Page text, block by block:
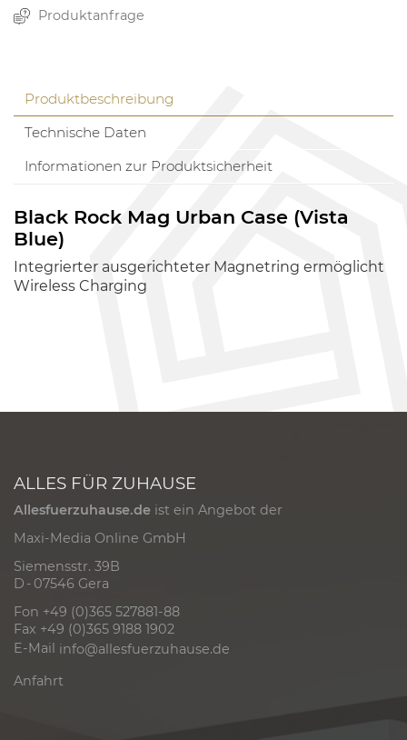
Produktanfrage
Produktbeschreibung
Technische Daten
Informationen zur Produktsicherheit
Black Rock Mag Urban Case (Vista
Blue)
Integrierter ausgerichteter Magnetring ermöglicht
Wireless Charging
ALLES FÜR ZUHAUSE
Allesfuerzuhause.de ist ein Angebot der
Maxi-Media Online GmbH
Siemensstr. 39B
D - 07546 Gera
Fon +49 (0)365 527881-88
Fax +49 (0)365 9188 1902
E-Mail info@allesfuerzuhause.de
Anfahrt